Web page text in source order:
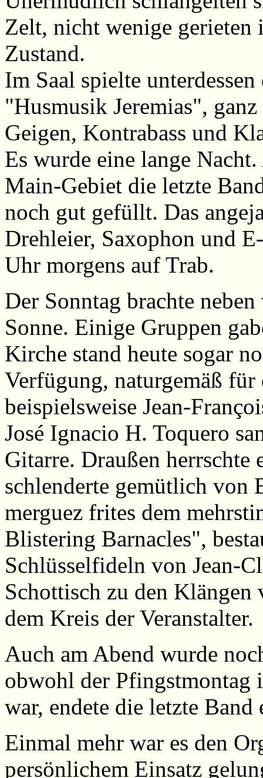
Zelt, nicht wenige gerieten
Zustand.
Im Saal spielte
"Husmusik Jeremias",
Geigen, Kontrabass und
Es wurde eine lange
Main-Gebiet die letzte
noch gut gefüllt. Das
Drehleier, Saxophon und
Uhr morgens auf Trab.
Der Sonntag brachte
Sonne. Einige Gruppen
Kirche stand heute sogar
Verfügung, naturgemäß
beispielsweise Jean-
José Ignacio H. Toquero
Gitarre. Draußen herrschte
schlenderte gemütlich von
merguez frites dem
Blistering Barnacles",
Schlüsselfideln von Jean-
Schottisch zu den Klängen
dem Kreis der Veranstalter.
Auch am Abend wurde
obwohl der Pfingstmontag
war, endete die letzte
Einmal mehr war es den
persönlichem Einsatz